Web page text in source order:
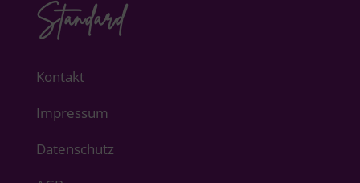
Standard
Kontakt
Impressum
Datenschutz